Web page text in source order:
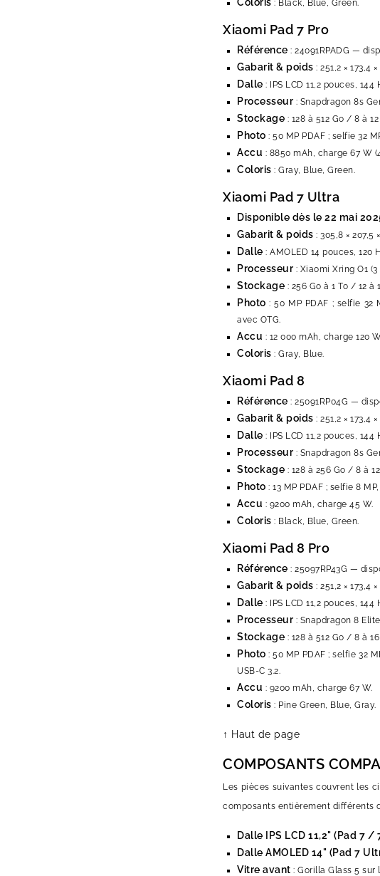
: Black, Blue, Green.
Xiaomi Pad 7 Pro
Référence : 24091RPADG —
Gabarit & poids : 251,2 ×
Dalle : IPS LCD 11,2 pouces,
Processeur : Snapdragon 8s
Stockage : 128 à 512 Go / 8 à
Photo : 50 MP PDAF ; selfie 32
Accu : 8850 mAh, charge 67 W
Coloris : Gray, Blue, Green.
Xiaomi Pad 7 Ultra
Disponible dès le 22 mai
Gabarit & poids : 305,8 ×
Dalle : AMOLED 14 pouces, 120
Processeur : Xiaomi Xring O1
Stockage : 256 Go à 1 To / 12
Photo : 50 MP PDAF ; selfie 32
avec OTG.
Accu : 12 000 mAh, charge 120
Coloris : Gray, Blue.
Xiaomi Pad 8
Référence : 25091RP04G —
Gabarit & poids : 251,2 ×
Dalle : IPS LCD 11,2 pouces,
Processeur : Snapdragon 8s
Stockage : 128 à 256 Go / 8 à
Photo : 13 MP PDAF ; selfie 8
Accu : 9200 mAh, charge 45 W.
Coloris : Black, Blue, Green.
Xiaomi Pad 8 Pro
Référence : 25097RP43G —
Gabarit & poids : 251,2 ×
Dalle : IPS LCD 11,2 pouces,
Processeur : Snapdragon 8
Stockage : 128 à 512 Go / 8 à
Photo : 50 MP PDAF ; selfie 32
USB-C 3.2.
Accu : 9200 mAh, charge 67 W.
Coloris : Pine Green, Blue, Gray.
↑ Haut de page
COMPOSANTS
Les pièces suivantes couvrent les
composants entièrement différents
Dalle IPS LCD 11,2" (Pad 7
Dalle AMOLED 14" (Pad 7
Vitre avant : Gorilla Glass 5 sur